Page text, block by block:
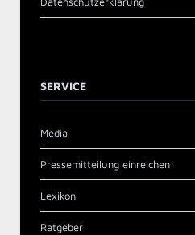
SERVICE
Media
Pressemitteilung einreichen
Lexikon
Ratgeber